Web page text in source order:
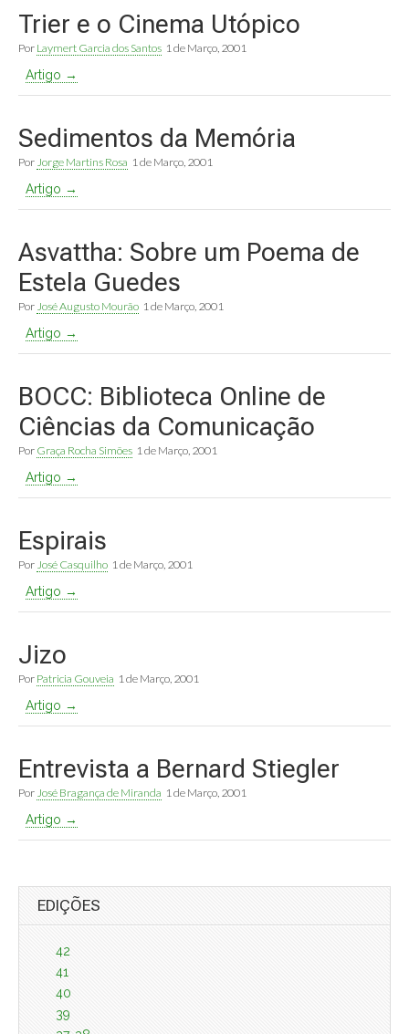
Trier e o Cinema Utópico
Por Laymert Garcia dos Santos 1 de Março, 2001
Artigo →
Sedimentos da Memória
Por Jorge Martins Rosa 1 de Março, 2001
Artigo →
Asvattha: Sobre um Poema de
Estela Guedes
Por José Augusto Mourão 1 de Março, 2001
Artigo →
BOCC: Biblioteca Online de
Ciências da Comunicação
Por Graça Rocha Simões 1 de Março, 2001
Artigo →
Espirais
Por José Casquilho 1 de Março, 2001
Artigo →
Jizo
Por Patricia Gouveia 1 de Março, 2001
Artigo →
Entrevista a Bernard Stiegler
Por José Bragança de Miranda 1 de Março, 2001
Artigo →
EDIÇÕES
42
41
40
39